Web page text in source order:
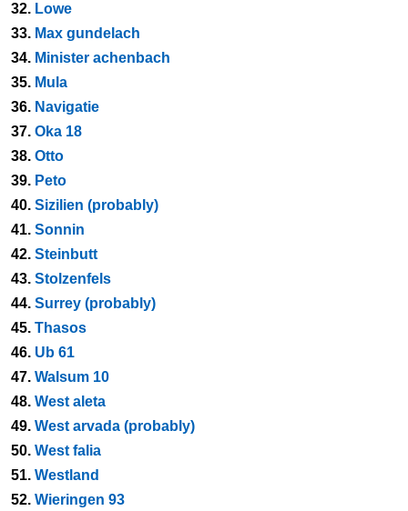
32. Lowe
33. Max gundelach
34. Minister achenbach
35. Mula
36. Navigatie
37. Oka 18
38. Otto
39. Peto
40. Sizilien (probably)
41. Sonnin
42. Steinbutt
43. Stolzenfels
44. Surrey (probably)
45. Thasos
46. Ub 61
47. Walsum 10
48. West aleta
49. West arvada (probably)
50. West falia
51. Westland
52. Wieringen 93